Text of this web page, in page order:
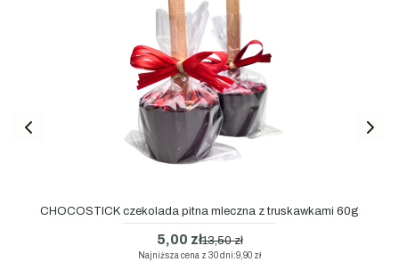
CHOCOSTICK czekolada pitna mleczna z truskawkami 60g
5,00 zł13,50 zł
Najniższa cena z 30 dni:9,90 zł